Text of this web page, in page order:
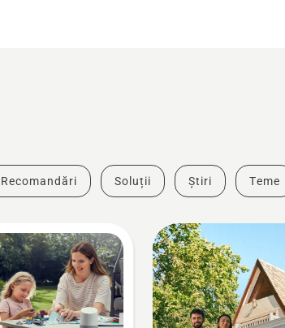
Recomandări Soluții Știri Teme